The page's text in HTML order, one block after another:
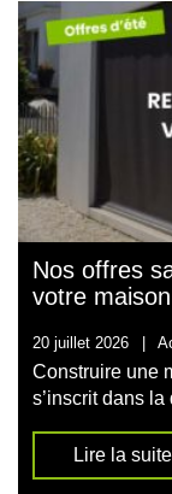
Nos offres
votre
20 juillet 2026 |
Construire une
s’inscrit dans la
Lire la suite